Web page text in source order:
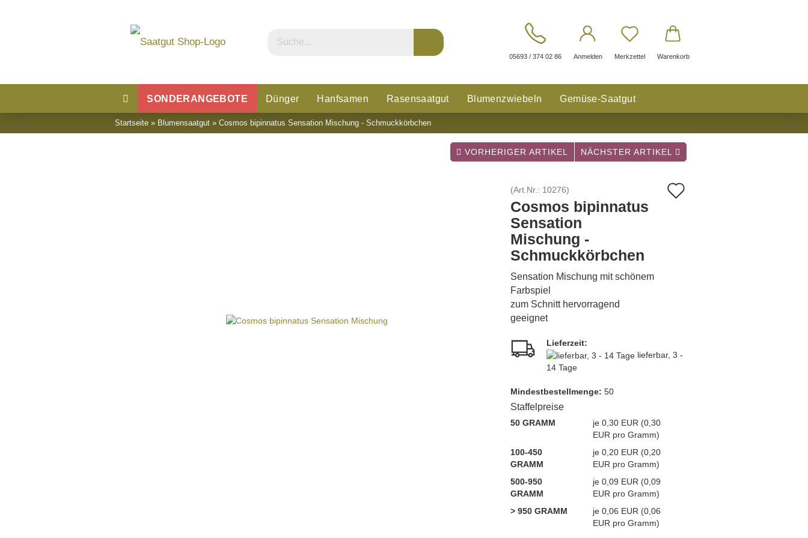
05693 / 374 02 86 Anmelden Merkzettel Warenkorb
SONDERANGEBOTE Dünger Hanfsamen Rasensaatgut Blumenzwiebeln Gemüse-Saatgut
Blumensaatgut Blumenwiesen Glücksklee
Startseite » Blumensaatgut » Cosmos bipinnatus Sensation Mischung - Schmuckkörbchen
VORHERIGER ARTIKEL NÄCHSTER ARTIKEL
(Art.Nr.: 10276)
Cosmos bipinnatus
Sensation
Mischung -
Schmuckkörbchen
Sensation Mischung mit schönem
Farbspiel
zum Schnitt hervorragend
geeignet
Lieferzeit:
lieferbar, 3 -
14 Tage
Mindest­bestellmenge: 50
Staffelpreise
50 GRAMM
je 0,30 EUR (0,30
EUR pro Gramm)
100-450
GRAMM
je 0,20 EUR (0,20
EUR pro Gramm)
500-950
GRAMM
je 0,09 EUR (0,09
EUR pro Gramm)
> 950 GRAMM
je 0,06 EUR (0,06
EUR pro Gramm)